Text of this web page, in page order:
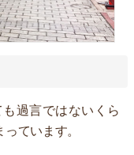
過言ではないくら
ています。